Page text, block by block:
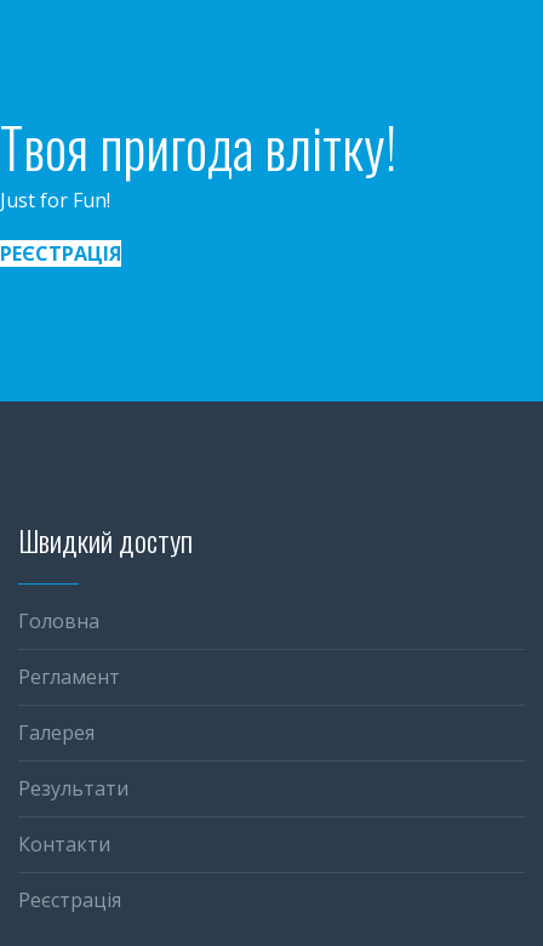
Твоя пригода влітку!
Just for Fun!
РЕЄСТРАЦІЯ
Швидкий доступ
Головна
Регламент
Галерея
Результати
Контакти
Реєстрація